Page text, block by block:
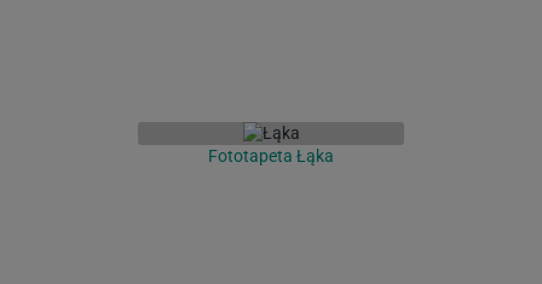
Fototapeta Łąka